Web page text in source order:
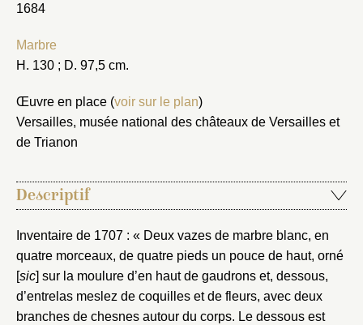
1684
Marbre
H. 130 ; D. 97,5 cm.
Œuvre en place (voir sur le plan)
Versailles, musée national des châteaux de Versailles et
de Trianon
Descriptif
Inventaire de 1707 : « Deux vazes de marbre blanc, en
quatre morceaux, de quatre pieds un pouce de haut, orné
sic ] sur la moulure d’en haut de gaudrons et, dessous,
d’entrelas meslez de coquilles et de fleurs, avec deux
branches de chesnes autour du corps. Le dessous est